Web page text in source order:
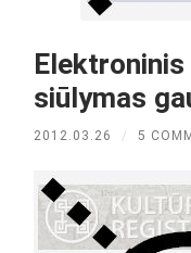
siūlymas
2012.03.26 / 5